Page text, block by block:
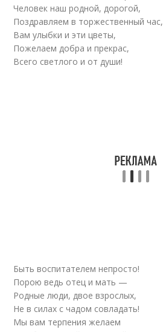
Человек наш родной, дорогой,
Поздравляем в торжественный час,
Вам улыбки и эти цветы,
Пожелаем добра и прекрас,
Всего светлого и от души!
Быть воспитателем непросто!
Порою ведь отец и мать —
Родные люди, двое взрослых,
Не в силах с чадом совладать!
Мы вам терпения желаем